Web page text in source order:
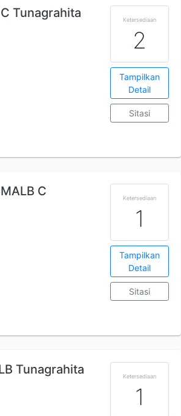
Tunagrahita
Ketersediaan
2
Tampilkan
Detail
Sitasi
C
Ketersediaan
1
Tampilkan
Detail
Sitasi
Tunagrahita
Ketersediaan
1